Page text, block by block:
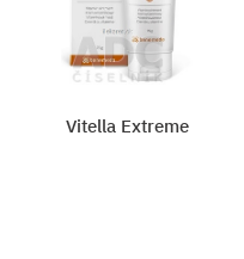
Vitella Extreme